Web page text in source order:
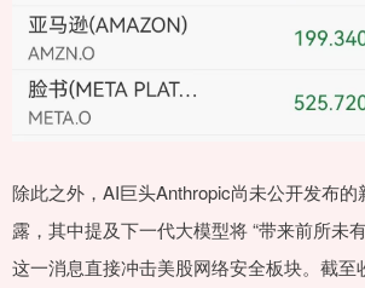
除此之外，AI巨头Anthropic尚未公开发布
露，其中提及下一代大模型将 “带来前所未
这一消息直接冲击美股网络安全板块。截至